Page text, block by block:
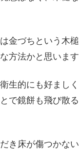
金づちという木
方法かと思います
生的にも好まし
で鏡餅も飛び散
き床が傷つかな